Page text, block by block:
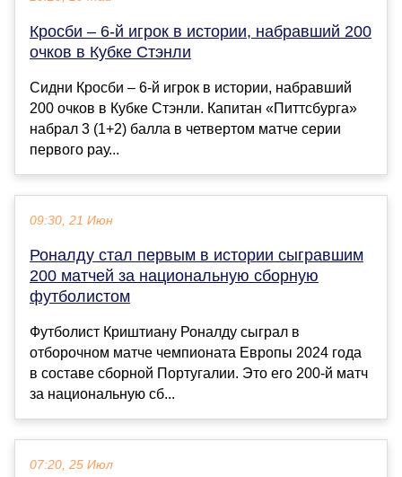
Кросби – 6-й игрок в истории, набравший 200
очков в Кубке Стэнли
Сидни Кросби – 6-й игрок в истории, набравший
200 очков в Кубке Стэнли. Капитан «Питтсбурга»
набрал 3 (1+2) балла в четвертом матче серии
первого рау...
09:30, 21 Июн
Роналду стал первым в истории сыгравшим
200 матчей за национальную сборную
футболистом
Футболист Криштиану Роналду сыграл в
отборочном матче чемпионата Европы 2024 года
в составе сборной Португалии. Это его 200-й матч
за национальную сб...
07:20, 25 Июл